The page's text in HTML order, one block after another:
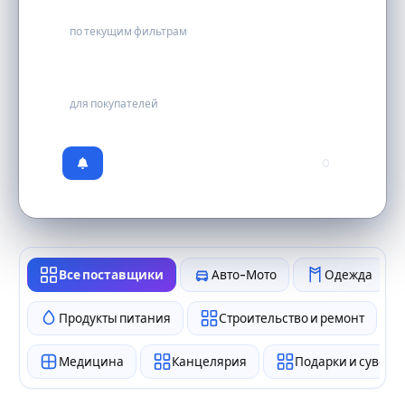
по текущим фильтрам
для покупателей
0
Все поставщики Авто-Мото Одежда
Продукты питания Строительство и ремонт
Медицина Канцелярия Подарки и